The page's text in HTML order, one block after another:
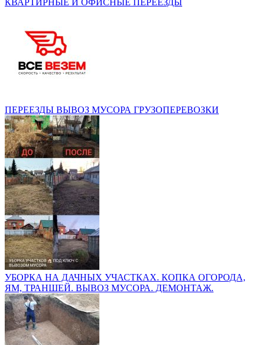
КВАРТИРНЫЕ И ОФИСНЫЕ ПЕРЕЕЗДЫ
ПЕРЕЕЗДЫ ВЫВОЗ МУСОРА ГРУЗОПЕРЕВОЗКИ
УБОРКА НА ДАЧНЫХ УЧАСТКАХ. КОПКА ОГОРОДА,
ЯМ, ТРАНШЕЙ. ВЫВОЗ МУСОРА. ДЕМОНТАЖ.